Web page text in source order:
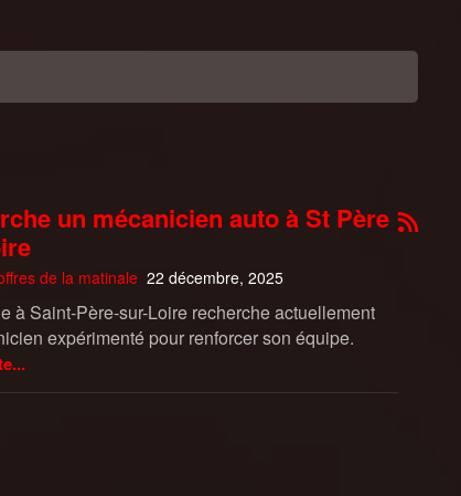
un mécanicien auto à St Père
de la matinale 22 décembre, 2025
à Saint-Père-sur-Loire recherche actuellement
expérimenté pour renforcer son équipe.